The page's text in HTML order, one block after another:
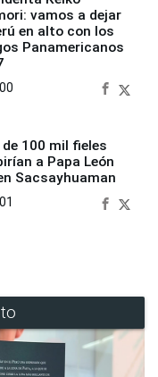
vamos a dejar
en alto con los
Panamericanos
de 100 mil fieles
a Papa León
Sacsayhuaman